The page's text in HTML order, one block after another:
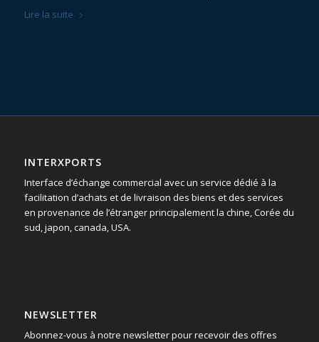
Lire la suite
INTERXPORTS
Interface d’échange commercial avec un service dédié à la
facilitation d’achats et de livraison des biens et des services
en provenance de l’étranger principalement la chine, Corée du
sud, japon, canada, USA.
NEWSLETTER
Abonnez-vous à notre newsletter pour recevoir des offres